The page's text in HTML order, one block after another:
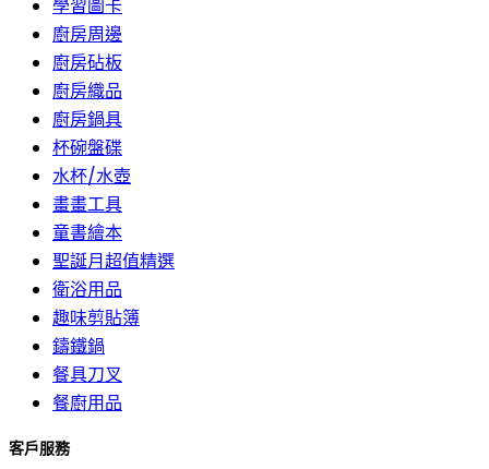
學習圖卡
廚房周邊
廚房砧板
廚房織品
廚房鍋具
杯碗盤碟
水杯/水壺
畫畫工具
童書繪本
聖誕月超值精選
衛浴用品
趣味剪貼簿
鑄鐵鍋
餐具刀叉
餐廚用品
客戶服務